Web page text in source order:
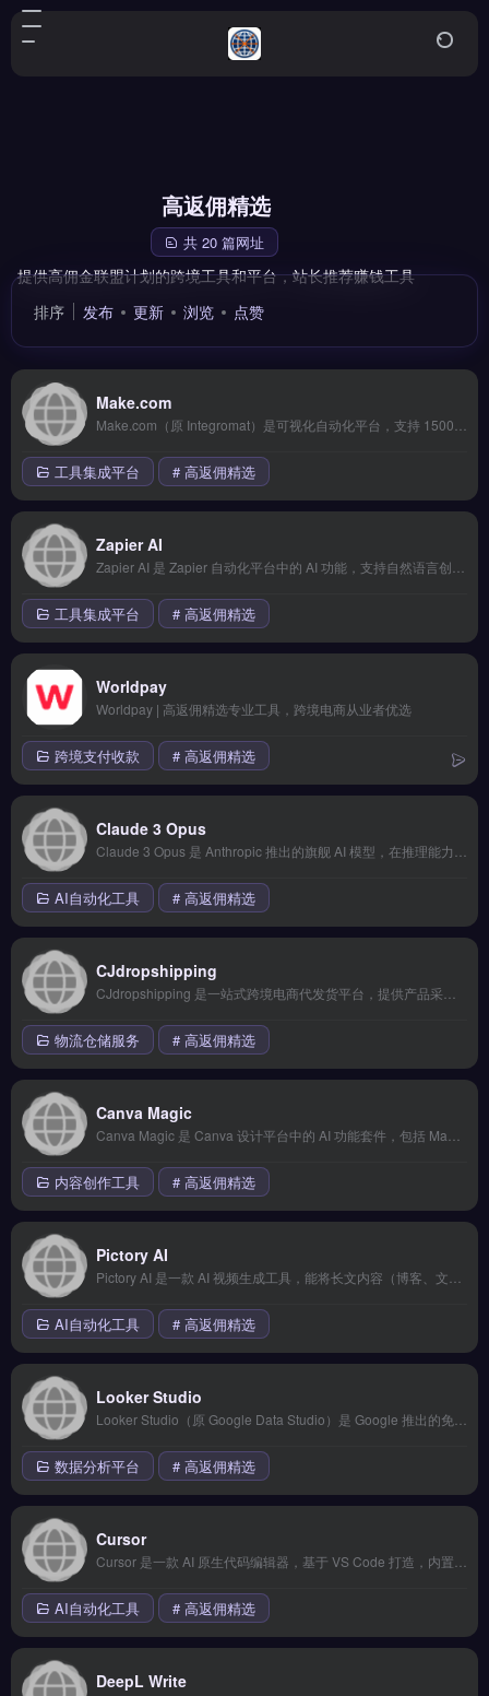
高返佣精选
共 20 篇网址
提供高佣金联盟计划的跨境工具和平台，站长推荐赚钱工具
排序
发布 更新 浏览 点赞
Make.com
工具集成平台 # 高返佣精选
Zapier AI
工具集成平台 # 高返佣精选
Worldpay
Worldpay | 高返佣精选专业工具，跨境电商从业者优选
跨境支付收款 # 高返佣精选
Claude 3 Opus
AI自动化工具 # 高返佣精选
CJdropshipping
物流仓储服务 # 高返佣精选
Canva Magic
内容创作工具 # 高返佣精选
Pictory AI
AI自动化工具 # 高返佣精选
Looker Studio
数据分析平台 # 高返佣精选
Cursor
AI自动化工具 # 高返佣精选
DeepL Write